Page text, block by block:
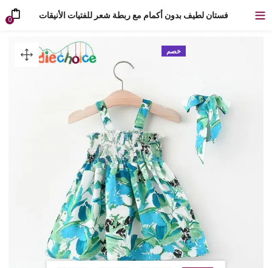
فستان لطيف بدون أكمام مع ربطة شعر للفتيات الأنيقات 0
خصم